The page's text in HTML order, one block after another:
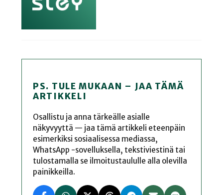
PS. TULE MUKAAN – JAA TÄMÄ
ARTIKKELI
Osallistu ja anna tärkeälle asialle
näkyvyyttä — jaa tämä artikkeli eteenpäin
esimerkiksi sosiaalisessa mediassa,
WhatsApp -sovelluksella, tekstiviestinä tai
tulostamalla se ilmoitustaululle alla olevilla
painikkeilla.